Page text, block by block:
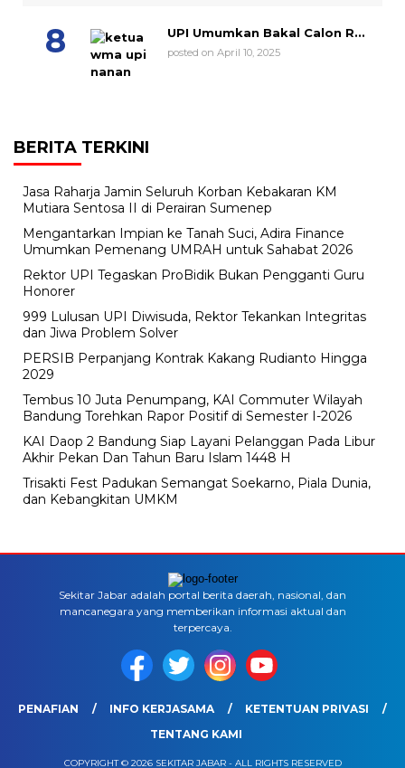
UPI Umumkan Bakal Calon R...
posted on April 10, 2025
BERITA TERKINI
Jasa Raharja Jamin Seluruh Korban Kebakaran KM
Mutiara Sentosa II di Perairan Sumenep
Mengantarkan Impian ke Tanah Suci, Adira Finance
Umumkan Pemenang UMRAH untuk Sahabat 2026
Rektor UPI Tegaskan ProBidik Bukan Pengganti Guru
Honorer
999 Lulusan UPI Diwisuda, Rektor Tekankan Integritas
dan Jiwa Problem Solver
PERSIB Perpanjang Kontrak Kakang Rudianto Hingga
2029
Tembus 10 Juta Penumpang, KAI Commuter Wilayah
Bandung Torehkan Rapor Positif di Semester I-2026
KAI Daop 2 Bandung Siap Layani Pelanggan Pada Libur
Akhir Pekan Dan Tahun Baru Islam 1448 H
Trisakti Fest Padukan Semangat Soekarno, Piala Dunia,
dan Kebangkitan UMKM
Sekitar Jabar adalah portal berita daerah, nasional, dan
mancanegara yang memberikan informasi aktual dan
terpercaya.
PENAFIAN INFO KERJASAMA
KETENTUAN PRIVASI
TENTANG KAMI
COPYRIGHT © 2026 SEKITAR JABAR - ALL RIGHTS RESERVED